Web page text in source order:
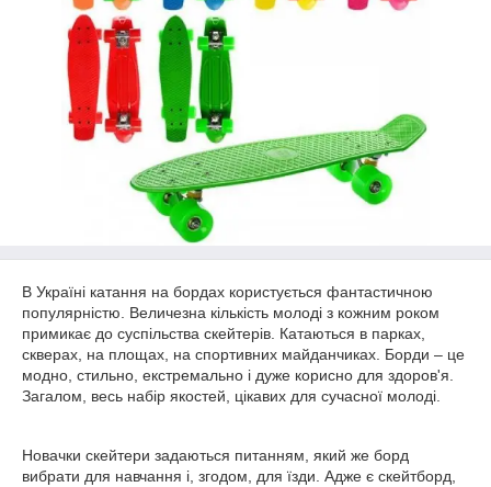
В Україні катання на бордах користується фантастичною
популярністю. Величезна кількість молоді з кожним роком
примикає до суспільства скейтерів. Катаються в парках,
скверах, на площах, на спортивних майданчиках. Борди – це
модно, стильно, екстремально і дуже корисно для здоров'я.
Загалом, весь набір якостей, цікавих для сучасної молоді.
Новачки скейтери задаються питанням, який же борд
вибрати для навчання і, згодом, для їзди. Адже є скейтборд,